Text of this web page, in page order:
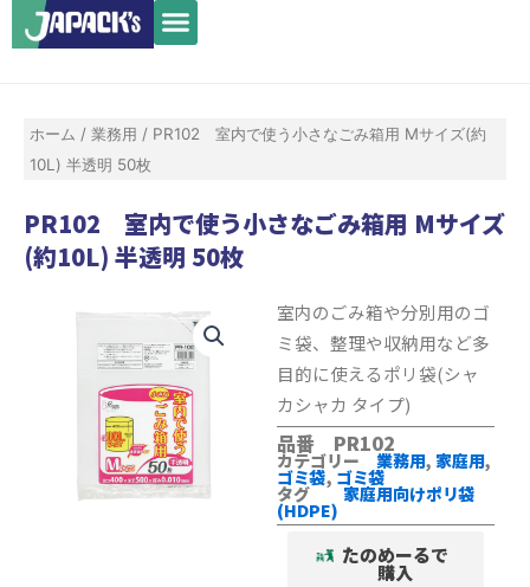
容
メ
ニ
ホーム / 業務用 / PR102 室内で使う小さなごみ箱用 Mサイズ(約
10L) 半透明 50枚
PR102 室内で使う小さなごみ箱用 Mサイズ
(約10L) 半透明 50枚
室内のごみ箱や分別用のゴ
ミ袋、整理や収納用など多
目的に使えるポリ袋(シャ
カシャカ タイプ)
品番 PR102
カテゴリー 業務用, 家庭用,
ゴミ袋, ゴミ袋
タグ 家庭用向けポリ袋
(HDPE)
たのめーるで
購入